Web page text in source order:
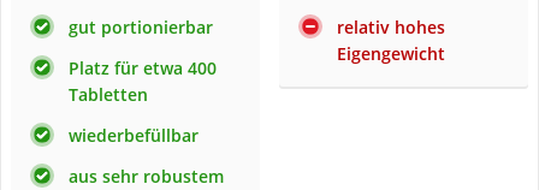
gut portionierbar
Platz für etwa 400
Tabletten
wiederbefüllbar
aus sehr robustem
relativ hohes
Eigengewicht